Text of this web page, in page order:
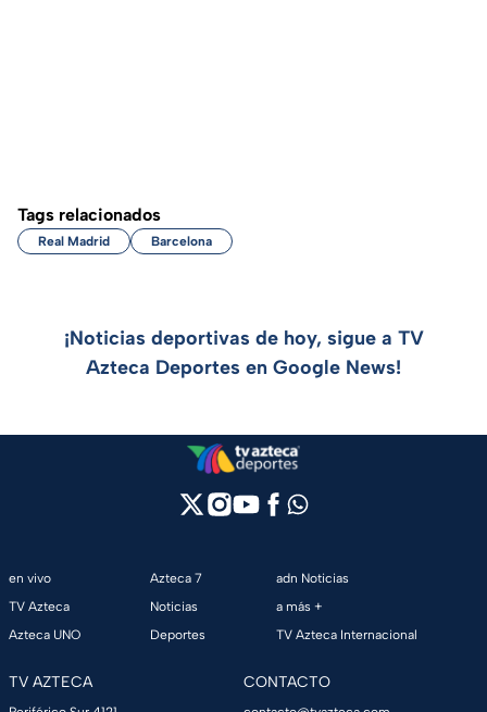
Tags relacionados
Real Madrid Barcelona
¡Noticias deportivas de hoy, sigue a TV
Azteca Deportes en Google News!
en vivo
TV Azteca
Azteca UNO
Azteca 7
Noticias
Deportes
adn Noticias
a más +
TV Azteca Internacional
TV AZTECA CONTACTO